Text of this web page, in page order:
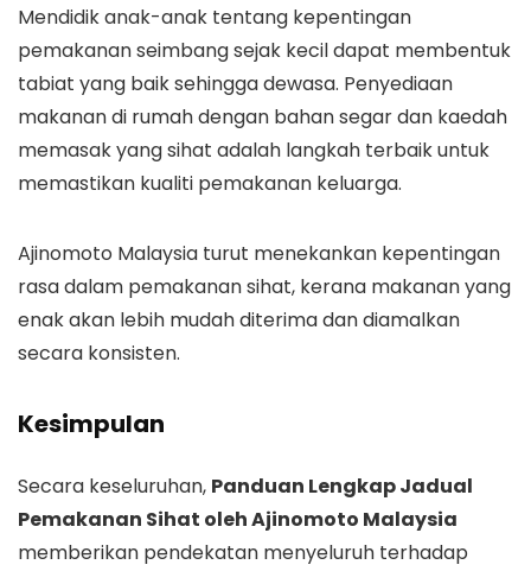
Mendidik anak-anak tentang kepentingan
pemakanan seimbang sejak kecil dapat membentuk
tabiat yang baik sehingga dewasa. Penyediaan
makanan di rumah dengan bahan segar dan kaedah
memasak yang sihat adalah langkah terbaik untuk
memastikan kualiti pemakanan keluarga.
Ajinomoto Malaysia turut menekankan kepentingan
rasa dalam pemakanan sihat, kerana makanan yang
enak akan lebih mudah diterima dan diamalkan
secara konsisten.
Kesimpulan
Secara keseluruhan, Panduan Lengkap Jadual
Pemakanan Sihat oleh Ajinomoto Malaysia
memberikan pendekatan menyeluruh terhadap